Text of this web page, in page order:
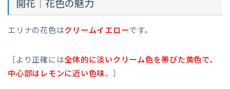
開花｜花色の魅力
エリナの花色はクリームイエローです。
［より正確には全体的に淡いクリーム色を帯びた黄色で、
中心部はレモンに近い色味。］